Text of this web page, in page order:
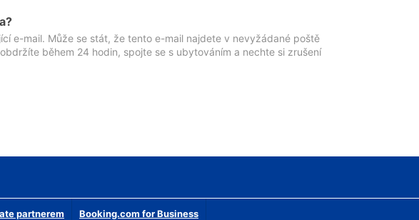
e-mail. Může se stát, že tento e-mail najdete v nevyžádané poště
během 24 hodin, spojte se s ubytováním a nechte si zrušení
partnerem Booking.com for Business